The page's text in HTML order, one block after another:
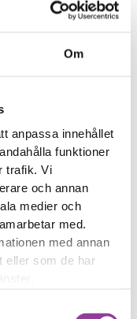
Om
anpassa innehållet
funktioner
trafik. Vi
och annan
medier och
med.
med annan
eller som de har
tid – Ca 60
tid
kr